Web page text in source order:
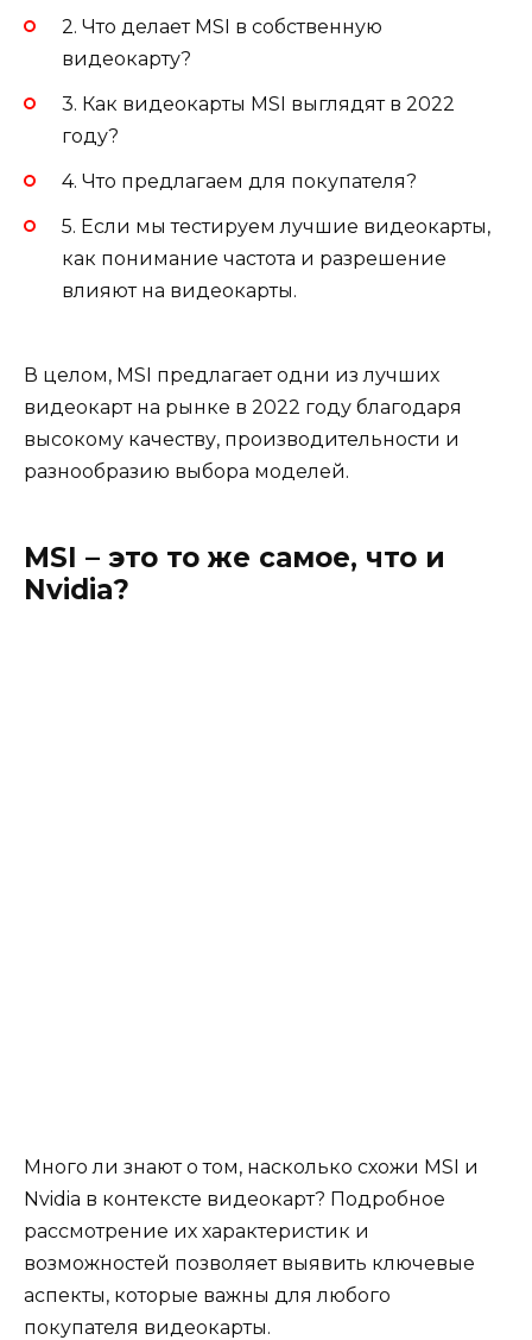
2. Что делает MSI в собственную
видеокарту?
3. Как видеокарты MSI выглядят в 2022
году?
4. Что предлагаем для покупателя?
5. Если мы тестируем лучшие видеокарты,
как понимание частота и разрешение
влияют на видеокарты.
В целом, MSI предлагает одни из лучших
видеокарт на рынке в 2022 году благодаря
высокому качеству, производительности и
разнообразию выбора моделей.
MSI – это то же самое, что и
Nvidia?
Много ли знают о том, насколько схожи MSI и
Nvidia в контексте видеокарт? Подробное
рассмотрение их характеристик и
возможностей позволяет выявить ключевые
аспекты, которые важны для любого
покупателя видеокарты.